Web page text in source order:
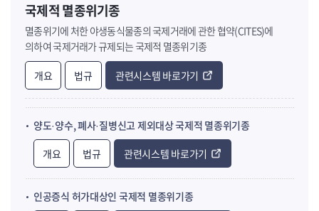
국제적 멸종위기종
멸종위기에 처한 야생동식물종의 국제거래에 관한 협약(CITES)에
의하여 국제거래가 규제되는 국제적 멸종위기종
개요 법규 관련시스템 바로가기
양도·양수, 폐사·질병신고 제외대상 국제적 멸종위기종
개요
법규 관련시스템 바로가기
인공증식 허가대상인 국제적 멸종위기종